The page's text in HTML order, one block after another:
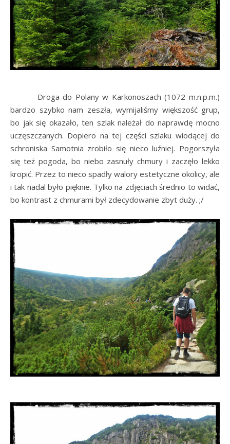
Droga do Polany w Karkonoszach (1072 m.n.p.m.)
bardzo szybko nam zeszła, wymijaliśmy większość grup,
bo jak się okazało, ten szlak należał do naprawdę mocno
uczęszczanych. Dopiero na tej części szlaku wiodącej do
schroniska Samotnia zrobiło się nieco luźniej. Pogorszyła
się też pogoda, bo niebo zasnuły chmury i zaczęło lekko
kropić. Przez to nieco spadły walory estetyczne okolicy, ale
i tak nadal było pięknie. Tylko na zdjęciach średnio to widać,
bo kontrast z chmurami był zdecydowanie zbyt duży. ;/